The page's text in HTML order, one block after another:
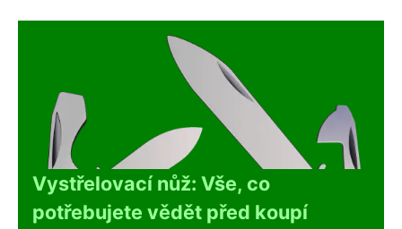
Vystřelovací nůž: Vše, co
potřebujete vědět před koupí